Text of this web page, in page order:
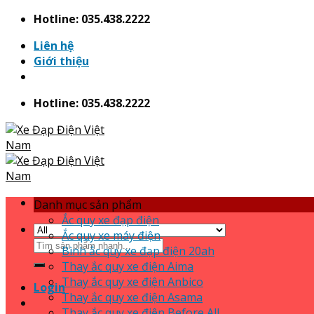
Skip
content
Hotline: 035.438.2222
Liên hệ
Giới thiệu
Hotline: 035.438.2222
Search
for:
Login
Danh mục sản phẩm
Ắc quy xe đạp điện
Ắc quy xe máy điện
Bình ắc quy xe đạp điện 20ah
Thay ắc quy xe điện Aima
Thay ắc quy xe điện Anbico
Thay ắc quy xe điện Asama